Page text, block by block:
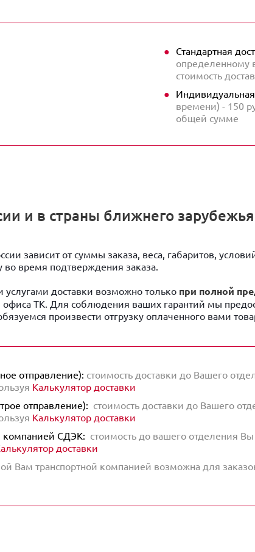
Стандартная
определенному
стоимость
времени) - 150
общей сумме
и в страны ближнего зарубежья
зависит от суммы заказа, веса, габаритов,
время подтверждения заказа.
услугами доставки возможно только при полной
офиса ТК. Для соблюдения ваших гарантий мы
произвести отгрузку оплаченного вами
отправление): стоимость доставки до Вашего
Калькулятор доставки
отправление): стоимость доставки до Вашего
Калькулятор доставки
компанией СДЭК: стоимость до вашего отделения
доставки
Вам транспортной компанией возможна для